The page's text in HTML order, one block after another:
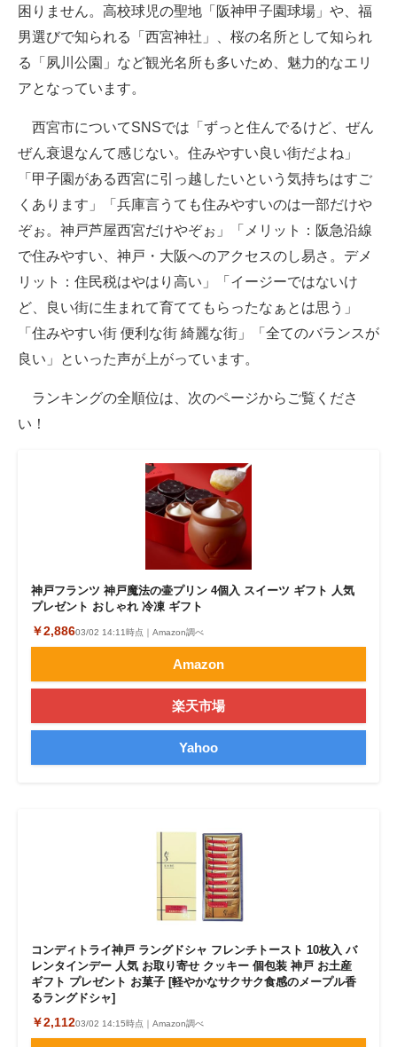
困りません。高校球児の聖地「阪神甲子園球場」や、福
男選びで知られる「西宮神社」、桜の名所として知られ
る「夙川公園」など観光名所も多いため、魅力的なエリ
アとなっています。
西宮市についてSNSでは「ずっと住んでるけど、ぜん
ぜん衰退なんて感じない。住みやすい良い街だよね」
「甲子園がある西宮に引っ越したいという気持ちはすご
くあります」「兵庫言うても住みやすいのは一部だけや
ぞぉ。神戸芦屋西宮だけやぞぉ」「メリット：阪急沿線
で住みやすい、神戸・大阪へのアクセスのし易さ。デメ
リット：住民税はやはり高い」「イージーではないけ
ど、良い街に生まれて育ててもらったなぁとは思う」
「住みやすい街 便利な街 綺麗な街」「全てのバランスが
良い」といった声が上がっています。
ランキングの全順位は、次のページからご覧くださ
い！
神戸フランツ 神戸魔法の壷プリン 4個入 スイーツ ギフト 人気
プレゼント おしゃれ 冷凍 ギフト
￥2,88603/02 14:11時点｜Amazon調べ
Amazon
楽天市場
Yahoo
コンディトライ神戸 ラングドシャ フレンチトースト 10枚入 バ
レンタインデー 人気 お取り寄せ クッキー 個包装 神戸 お土産
ギフト プレゼント お菓子 [軽やかなサクサク食感のメープル香
るラングドシャ]
￥2,11203/02 14:15時点｜Amazon調べ